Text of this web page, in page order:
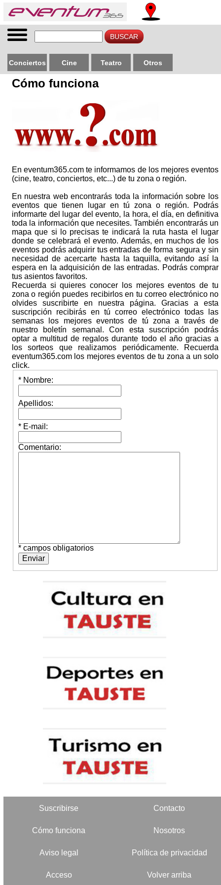
Conciertos Cine Teatro Otros
Cómo funciona
En eventum365.com te informamos de los mejores eventos
(cine, teatro, conciertos, etc...) de tu zona o región.
En nuestra web encontrarás toda la información sobre los
eventos que tienen lugar en tú zona o región. Podrás
informarte del lugar del evento, la hora, el día, en definitiva
toda la información que necesites. También encontrarás un
mapa que si lo precisas te indicará la ruta hasta el lugar
donde se celebrará el evento. Además, en muchos de los
eventos podrás adquirir tus entradas de forma segura y sin
necesidad de acercarte hasta la taquilla, evitando así la
espera en la adquisición de las entradas. Podrás comprar
tus asientos favoritos.
Recuerda si quieres conocer los mejores eventos de tu
zona o región puedes recibirlos en tu correo electrónico no
olvides suscribirte en nuestra página. Gracias a esta
suscripción recibirás en tú correo electrónico todas las
semanas los mejores eventos de tú zona a través de
nuestro boletín semanal. Con esta suscripción podrás
optar a multitud de regalos durante todo el año gracias a
los sorteos que realizamos periódicamente. Recuerda
eventum365.com los mejores eventos de tu zona a un solo
click.
* Nombre:
Apellidos:
* E-mail:
Comentario:
* campos obligatorios
Suscribirse Contacto
Cómo funciona Nosotros
Aviso legal Política de privacidad
Acceso Volver arriba